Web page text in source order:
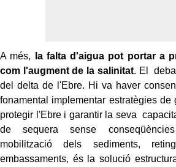
A més,
la falta d'aigua pot portar a
com l'augment de la salinitat. El
del delta de l'Ebre. Hi va haver
fonamental implementar estratègies de
protegir l'Ebre i garantir la seva
de sequera sense
mobilització dels sediments,
embassaments, és la solució